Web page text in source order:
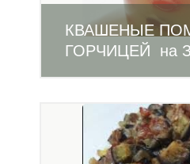
КВАШЕНЫЕ
ГОРЧИЦЕЙ на